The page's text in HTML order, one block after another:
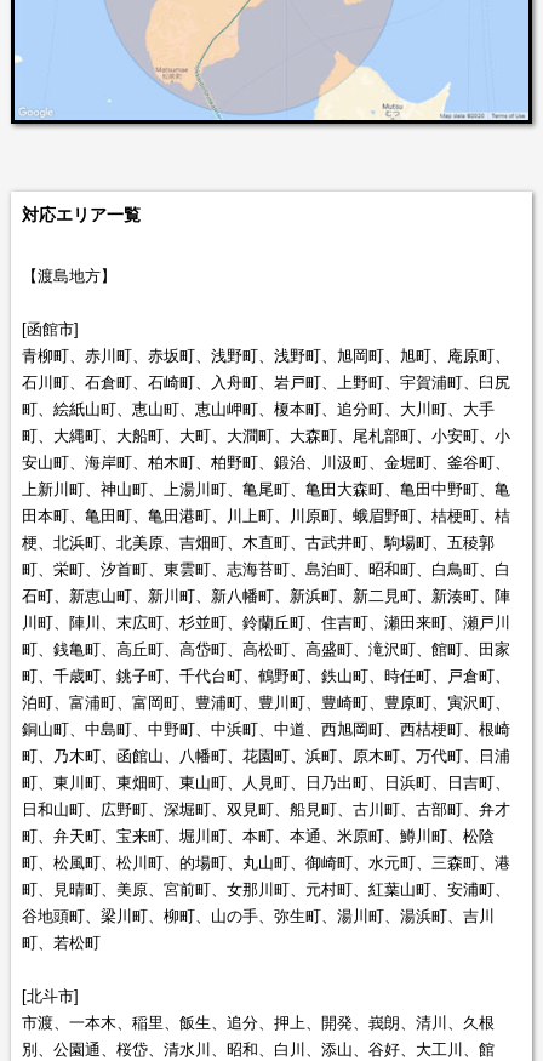
対応エリア一覧
【渡島地方】
[函館市]
青柳町、赤川町、赤坂町、浅野町、浅野町、旭岡町、旭町、庵原町、
石川町、石倉町、石崎町、入舟町、岩戸町、上野町、宇賀浦町、臼尻
町、絵紙山町、恵山町、恵山岬町、榎本町、追分町、大川町、大手
町、大縄町、大船町、大町、大澗町、大森町、尾札部町、小安町、小
安山町、海岸町、柏木町、柏野町、鍛治、川汲町、金堀町、釜谷町、
上新川町、神山町、上湯川町、亀尾町、亀田大森町、亀田中野町、亀
田本町、亀田町、亀田港町、川上町、川原町、蛾眉野町、桔梗町、桔
梗、北浜町、北美原、吉畑町、木直町、古武井町、駒場町、五稜郭
町、栄町、汐首町、東雲町、志海苔町、島泊町、昭和町、白鳥町、白
石町、新恵山町、新川町、新八幡町、新浜町、新二見町、新湊町、陣
川町、陣川、末広町、杉並町、鈴蘭丘町、住吉町、瀬田来町、瀬戸川
町、銭亀町、高丘町、高岱町、高松町、高盛町、滝沢町、館町、田家
町、千歳町、銚子町、千代台町、鶴野町、鉄山町、時任町、戸倉町、
泊町、富浦町、富岡町、豊浦町、豊川町、豊崎町、豊原町、寅沢町、
銅山町、中島町、中野町、中浜町、中道、西旭岡町、西桔梗町、根崎
町、乃木町、函館山、八幡町、花園町、浜町、原木町、万代町、日浦
町、東川町、東畑町、東山町、人見町、日乃出町、日浜町、日吉町、
日和山町、広野町、深堀町、双見町、船見町、古川町、古部町、弁才
町、弁天町、宝来町、堀川町、本町、本通、米原町、鱒川町、松陰
町、松風町、松川町、的場町、丸山町、御崎町、水元町、三森町、港
町、見晴町、美原、宮前町、女那川町、元村町、紅葉山町、安浦町、
谷地頭町、梁川町、柳町、山の手、弥生町、湯川町、湯浜町、吉川
町、若松町
[北斗市]
市渡、一本木、稲里、飯生、追分、押上、開発、峩朗、清川、久根
別、公園通、桜岱、清水川、昭和、白川、添山、谷好、大工川、館